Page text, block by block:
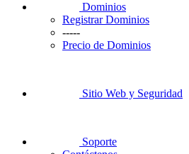
Dominios
Registrar Dominios
-----
Precio de Dominios
Sitio Web y Seguridad
Soporte